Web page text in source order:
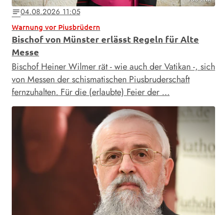
notes04.08.2026 11:05
Warnung vor Piusbrüdern
Bischof von Münster erlässt Regeln für Alte
Messe
Bischof Heiner Wilmer rät - wie auch der Vatikan -, sich
von Messen der schismatischen Piusbruderschaft
fernzuhalten. Für die (erlaubte) Feier der …